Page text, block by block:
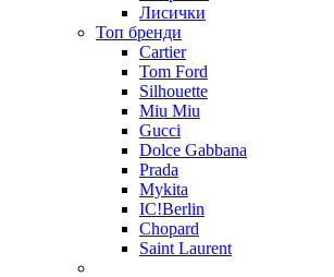
Лисички
Топ бренди
Cartier
Tom Ford
Silhouette
Miu Miu
Gucci
Dolce Gabbana
Prada
Mykita
IC!Berlin
Chopard
Saint Laurent